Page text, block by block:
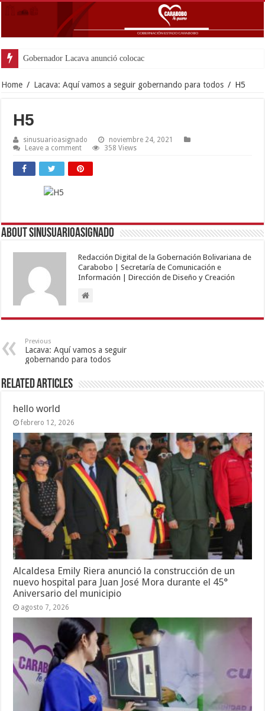
Gobernador Lacava anunció colocación de más de m
Home / Lacava: Aquí vamos a seguir gobernando para todos / H5
H5
sinusuarioasignado
noviembre 24, 2021
Leave a comment
358 Views
About sinusuarioasignado
Redacción Digital de la Gobernación Bolivariana de
Carabobo | Secretaría de Comunicación e
Información | Dirección de Diseño y Creación
Previous
Lacava: Aquí vamos a seguir
gobernando para todos
Related Articles
hello world
febrero 12, 2026
Alcaldesa Emily Riera anunció la construcción de un
nuevo hospital para Juan José Mora durante el 45°
Aniversario del municipio
agosto 7, 2026